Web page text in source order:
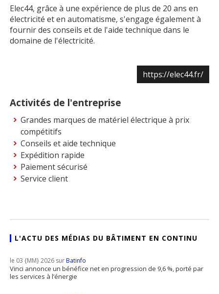
Elec44, grâce à une expérience de plus de 20 ans en
électricité et en automatisme, s'engage également à
fournir des conseils et de l'aide technique dans le
domaine de l'électricité.
https://elec44.fr/
Activités de l'entreprise
Grandes marques de matériel électrique à prix
compétitifs
Conseils et aide technique
Expédition rapide
Paiement sécurisé
Service client
L'ACTU DES MÉDIAS DU BÂTIMENT EN CONTINU
le 03 {MM} 2026 surBatinfo
Vinci annonce un bénéfice net en progression de 9,6 %, porté par
les services à l’énergie